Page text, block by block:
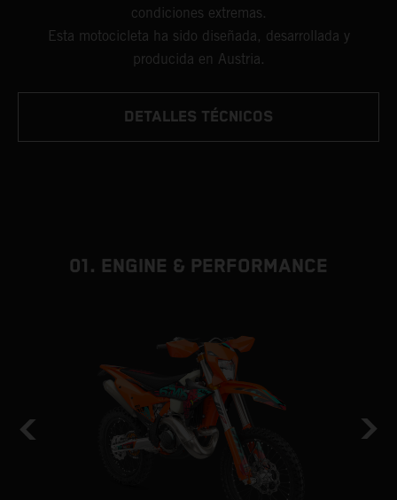
condiciones extremas.
Esta motocicleta ha sido diseñada, desarrollada y
producida en Austria.
DETALLES TÉCNICOS
01. ENGINE & PERFORMANCE